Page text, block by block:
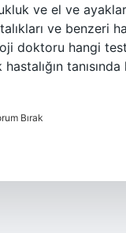
ve el ve
ve benzeri
doktoru hangi
tanısında
Bırak